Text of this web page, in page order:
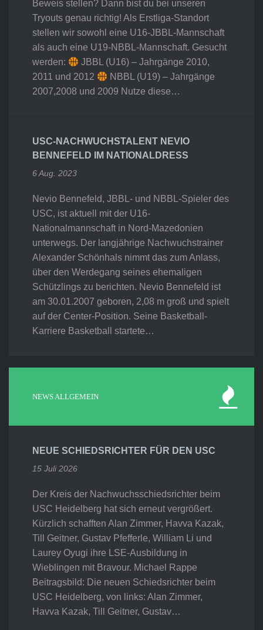
Beweis stellen? Dann bist du bei unseren
Tryouts genau richtig! Als Erstliga-Standort
stellen wir sowohl eine U16-JBBL-Mannschaft
als auch eine U19-NBBL-Mannschaft. Gesucht
werden:
JBBL (U16) – Jahrgänge 2010,
2011 und 2012
NBBL (U19) – Jahrgänge
2007,2008 und 2009 Nutze diese…
USC-NACHWUCHSTALENT NEVIO
BENNEFELD IM NATIONALDRESS
6 Aug. 2023
Nevio Bennefeld, JBBL- und NBBL-Spieler des
USC, ist aktuell mit der U16-
Nationalmannschaft in Nord-Mazedonien
unterwegs. Der langjährige Nachwuchstrainer
Alexander Schönhals nimmt das zum Anlass,
über den Werdegang seines ehemaligen
Schützlings zu berichten. Nevio Bennefeld ist
am 30.01.2007 geboren, 2,08 m groß und spielt
auf der Center-Position. Seine Basketball-
Karriere Basketball startete…
NEWS ALLGEMEIN
NEUE SCHIEDSRICHTER FÜR DEN USC
15 Juli 2026
Der Kreis der Nachwuchsschiedsrichter beim
USC Heidelberg hat sich erneut vergrößert.
Kürzlich schafften Alan Zimmer, Havva Kazak,
Till Geitner, Gustav Pfefferle, William Li und
Laurey Oyugi ihre LSE-Ausbildung in
Wieblingen mit Bravour. Michael Rappe
Beitragsbild: Die neuen Schiedsrichter beim
USC Heidelberg, von links: Alan Zimmer,
Havva Kazak, Till Geitner, Gustav…